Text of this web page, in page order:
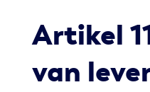
Artikel
van